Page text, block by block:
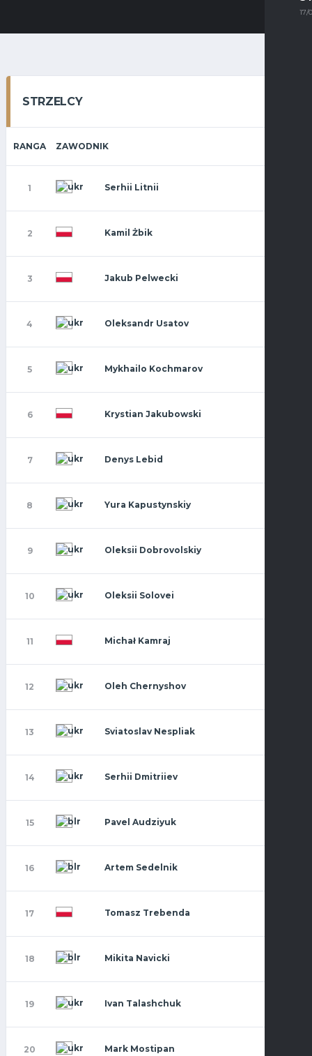
17/
STRZELCY
RANGA ZAWODNIK
1 Serhii Litnii
2 Kamil Żbik
3 Jakub Pelwecki
4 Oleksandr Usatov
5 Mykhailo Kochmarov
6 Krystian Jakubowski
7 Denys Lebid
8 Yura Kapustynskiy
9 Oleksii Dobrovolskiy
10 Oleksii Solovei
11 Michał Kamraj
12 Oleh Chernyshov
13 Sviatoslav Nespliak
14 Serhii Dmitriiev
15 Pavel Audziyuk
16 Artem Sedelnik
17 Tomasz Trebenda
18 Mikita Navicki
19 Ivan Talashchuk
20 Mark Mostipan